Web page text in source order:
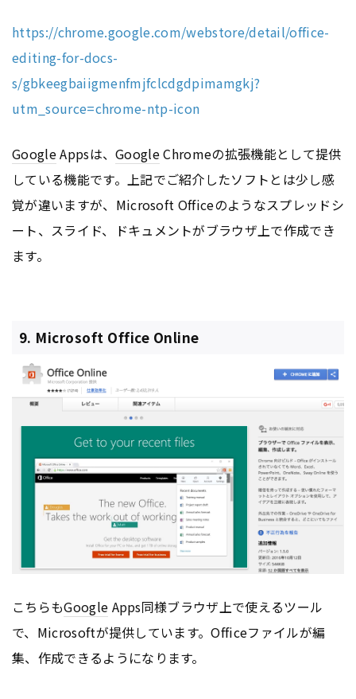
https://chrome.google.com/webstore/detail/office-
editing-for-docs-
s/gbkeegbaiigmenfmjfclcdgdpimamgkj?
utm_source=chrome-ntp-icon
GoogleAppsは、GoogleChromeの拡張機能として提供
している機能です。上記でご紹介したソフトとは少し感
覚が違いますが、Microsoft Officeのようなスプレッドシ
ート、スライド、ドキュメントがブラウザ上で作成でき
ます。
9. Microsoft Office Online
こちらもGoogle Apps同様ブラウザ上で使えるツール
で、Microsoftが提供しています。Officeファイルが編
集、作成できるようになります。